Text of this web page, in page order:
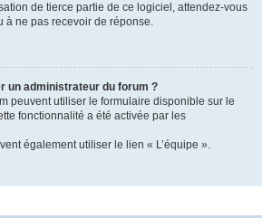
de tierce partie de ce logiciel, attendez-vous
à ne pas recevoir de réponse.
un administrateur du forum ?
peuvent utiliser le formulaire disponible sur le
fonctionnalité a été activée par les
également utiliser le lien « L’équipe ».